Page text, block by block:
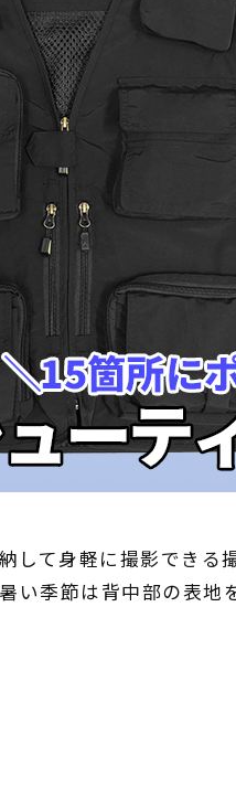
て身軽に撮影できる
季節は背中部の表地